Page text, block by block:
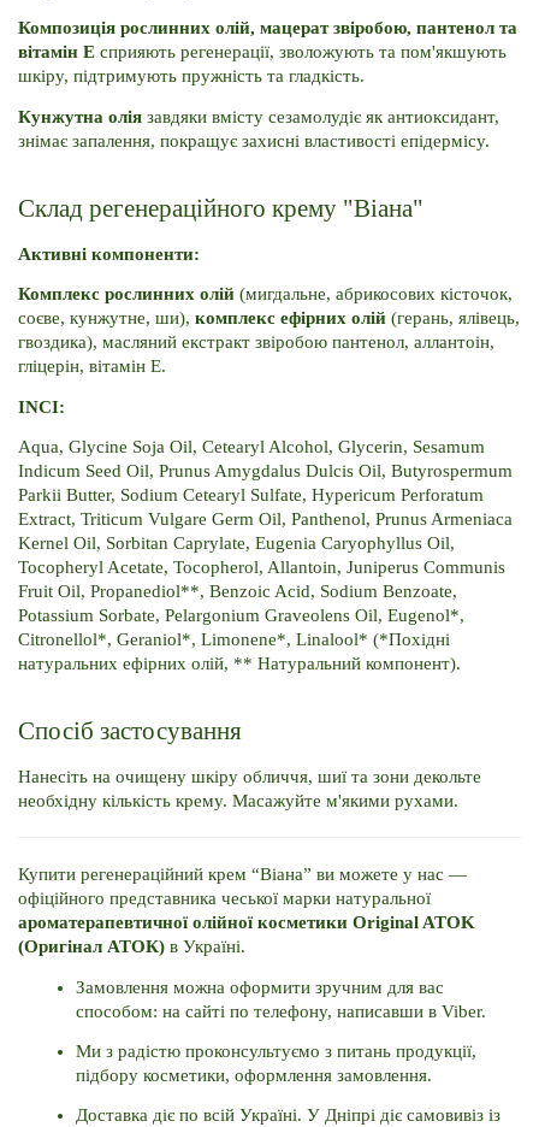
Композиція рослинних олій, мацерат звіробою, пантенол та
вітамін E сприяють регенерації, зволожують та пом'якшують
шкіру, підтримують пружність та гладкість.
Кунжутна олія завдяки вмісту сезамолудіє як антиоксидант,
знімає запалення, покращує захисні властивості епідермісу.
Склад регенераційного крему "Віана"
Активні компоненти:
Комплекс рослинних олій (мигдальне, абрикосових кісточок,
соєве, кунжутне, ши), комплекс ефірних олій (герань, ялівець,
гвоздика), масляний екстракт звіробою пантенол, аллантоін,
гліцерін, вітамін E.
INCI:
Aqua, Glycine Soja Oil, Cetearyl Alcohol, Glycerin, Sesamum
Indicum Seed Oil, Prunus Amygdalus Dulcis Oil, Butyrospermum
Parkii Butter, Sodium Cetearyl Sulfate, Hypericum Perforatum
Extract, Triticum Vulgare Germ Oil, Panthenol, Prunus Armeniaca
Kernel Oil, Sorbitan Caprylate, Eugenia Caryophyllus Oil,
Tocopheryl Acetate, Tocopherol, Allantoin, Juniperus Communis
Fruit Oil, Propanediol**, Benzoic Acid, Sodium Benzoate,
Potassium Sorbate, Pelargonium Graveolens Oil, Eugenol*,
Citronellol*, Geraniol*, Limonene*, Linalool* (*Похідні
натуральних ефірних олій, ** Натуральний компонент).
Спосіб застосування
Нанесіть на очищену шкіру обличчя, шиї та зони декольте
необхідну кількість крему. Масажуйте м'якими рухами.
Купити регенераційний крем “Віана” ви можете у нас —
ароматерапевтичної олійної косметики Original ATOK
(Оригінал АТОК) в Україні.
Замовлення можна оформити зручним для вас
способом: на сайті по телефону, написавши в Viber.
Ми з радістю проконсультуємо з питань продукції,
підбору косметики, оформлення замовлення.
Доставка діє по всій Україні. У Дніпрі діє самовивіз із